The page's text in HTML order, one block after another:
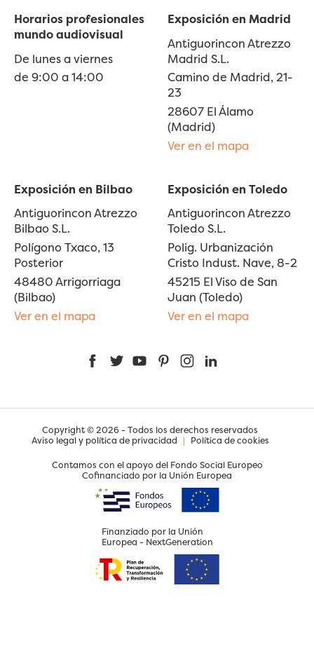
Horarios profesionales
mundo audiovisual
De lunes a viernes
de 9:00 a 14:00
Exposición en Madrid
Antiguorincon Atrezzo
Madrid S.L.
Camino de Madrid, 21-
23
28607 El Álamo
(Madrid)
Ver en el mapa
Exposición en Bilbao
Antiguorincon Atrezzo
Bilbao S.L.
Polígono Txaco, 13
Posterior
48480 Arrigorriaga
(Bilbao)
Ver en el mapa
Exposición en Toledo
Antiguorincon Atrezzo
Toledo S.L.
Polig. Urbanización
Cristo Indust. Nave, 8-2
45215 El Viso de San
Juan (Toledo)
Ver en el mapa
FacebookTwitterYouTubePinterestInstagram
Copyright © 2026 - Todos los derechos reservados
Aviso legal y política de privacidad | Política de cookies
Contamos con el apoyo del Fondo Social Europeo
Cofinanciado por la Unión Europea
Finanziado por la Unión
Europea - NextGeneration